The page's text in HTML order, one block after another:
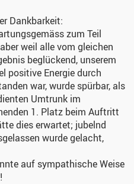
Dankbarkeit:
zum Teil
weil alle vom gleichen
beglückend, unserem
positive Energie durch
war, wurde spürbar, als
Umtrunk im
1. Platz beim Auftritt
dies erwartet; jubelnd
wurde gelacht,
auf sympathische Weise